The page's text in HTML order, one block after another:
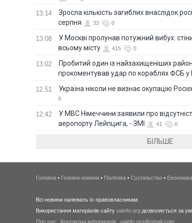
13:14
Зросла кількість загиблих внаслідок
серпня
33 0
13:08
У Москві пролунав потужний вибух:
всьому місту
415 0
13:02
Пробитий один із найзахищеніших
прокоментував удар по кораблях ФСБ у
12:51 Україна ніколи не визнає окупацію
0
12:42
У МВС Німеччини заявили про
аеропорту Лейпцига, - ЗМІ
41 0
БІЛЬШЕ
Головна • Головні новини • Політика • Суспільство • Економіка
Всі новини належать їх правовласникам.
Використання матеріалів сайту uainfo.org дозволяється за
Про нас
Контактна інформація uainfo.org@gmail.com